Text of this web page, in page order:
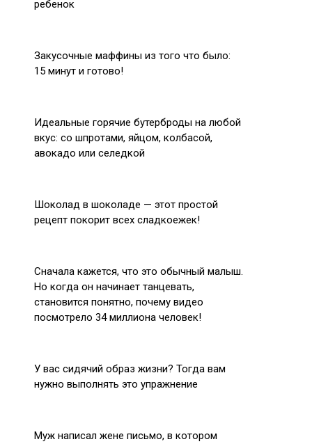
ребенок
Закусочные маффины из того что было:
15 минут и готово!
Идеальные горячие бутерброды на любой
вкус: со шпротами, яйцом, колбасой,
авокадо или селедкой
Шоколад в шоколаде — этот простой
рецепт покорит всех сладкоежек!
Сначала кажется, что это обычный малыш.
Но когда он начинает танцевать,
становится понятно, почему видео
посмотрело 34 миллиона человек!
У вас сидячий образ жизни? Тогда вам
нужно выполнять это упражнение
Муж написал жене письмо, в котором